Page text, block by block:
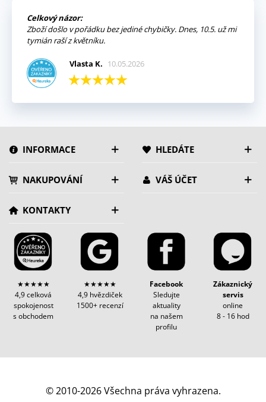
Celkový názor:
Zboží došlo v pořádku bez jediné chybičky. Dnes, 10.5. už mi
tymián raší z květníku.
Vlasta K. 10.05.2026
INFORMACE HLEDÁTE
NAKUPOVÁNÍ VÁŠ ÚČET
KONTAKTY
★★★★★
4,9 celková
spokojenost
s obchodem
★★★★★
4,9 hvězdiček
1500+ recenzí
Facebook
Sledujte
aktuality
na našem
profilu
Zákaznický
servis
online
8 - 16 hod
© 2010-2026 Všechna práva vyhrazena.